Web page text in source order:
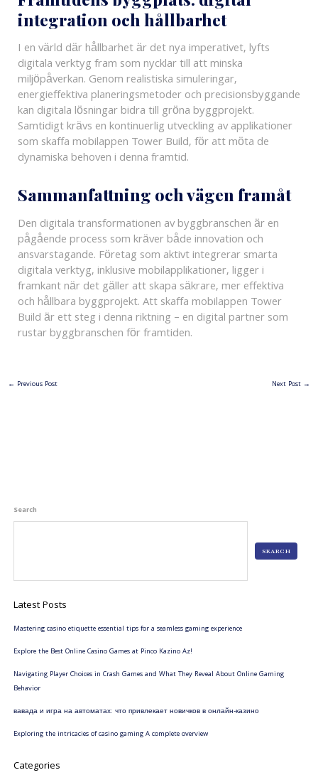
integration och hållbarhet
I en värld där hållbarhet är det nya imperativet, lyfts
digitala verktyg fram som nycklar till att minska
miljöpåverkan. Genom realistiska simuleringar,
energieffektiva planeringsmetoder och precisionsbyggande
kan digitala lösningar bidra till gröna byggprojekt.
Samtidigt krävs en kontinuerlig utveckling av applikationer
som skaffa mobilappen Tower Build, för att möta de
dynamiska behoven i denna framtid.
Sammanfattning och vägen framåt
Den digitala transformationen av byggbranschen är en
pågående process som kräver både innovation och
ansvarstagande. Företag som aktivt integrerar smarta
digitala verktyg, inklusive mobilapplikationer, ligger i
framkant när det gäller att skapa säkrare, mer effektiva
och hållbara byggprojekt. Att skaffa mobilappen Tower
Build är ett steg i denna riktning – en digital partner som
rustar byggbranschen för framtiden.
← Previous Post Next Post →
Search
SEARCH
Latest Posts
Mastering casino etiquette essential tips for a seamless gaming experience
Explore the Best Online Casino Games at Pinco Kazino Az!
Navigating Player Choices in Crash Games and What They Reveal About Online Gaming
Behavior
вавада и игра на автоматах: что привлекает новичков в онлайн-казино
Exploring the intricacies of casino gaming A complete overview
Categories